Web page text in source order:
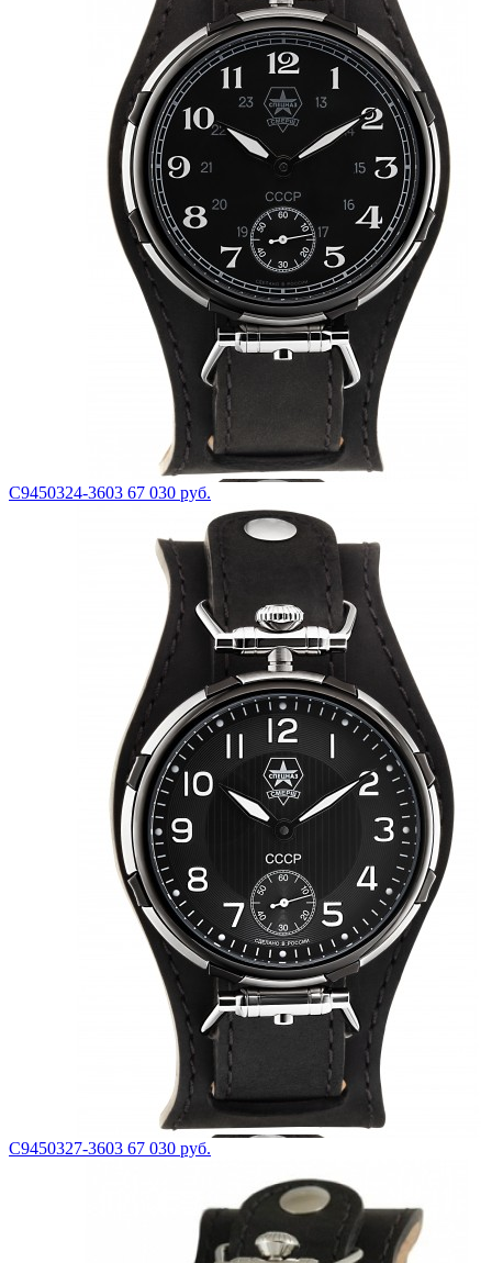
С9450324-3603 67 030 руб.
С9450327-3603 67 030 руб.